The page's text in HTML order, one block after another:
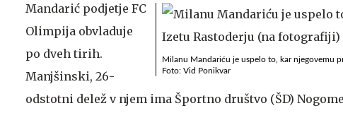
Milanu Mandariću je uspelo to, kar njegovemu
Foto: Vid Ponikvar
Mandarić podjetje FC
Olimpija obvladuje
po dveh tirih.
Manjšinski, 26-
odstotni delež v njem ima Športno društvo (ŠD)